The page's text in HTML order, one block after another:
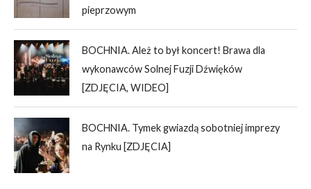
pieprzowym
BOCHNIA. Ależ to był koncert! Brawa dla
wykonawców Solnej Fuzji Dźwięków
[ZDJĘCIA, WIDEO]
BOCHNIA. Tymek gwiazdą sobotniej imprezy
na Rynku [ZDJĘCIA]